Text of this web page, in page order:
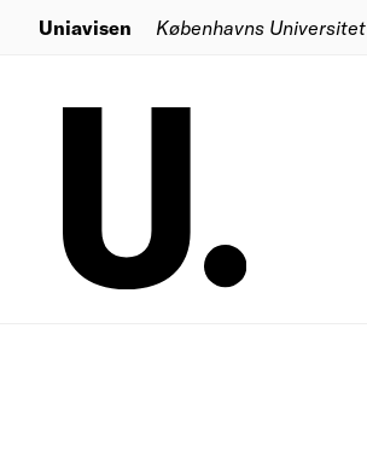
Uniavisen Københavns Universitet